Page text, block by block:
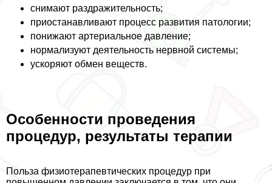
снимают раздражительность;
приостанавливают процесс развития патологии;
понижают артериальное давление;
нормализуют деятельность нервной системы;
ускоряют обмен веществ.
Особенности проведения
процедур, результаты терапии
Польза физиотерапевтических процедур при